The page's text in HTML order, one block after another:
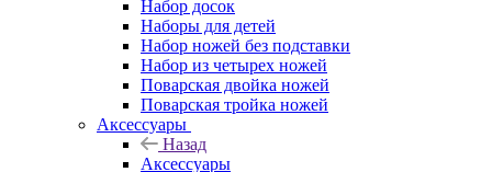
Набор досок
Наборы для детей
Набор ножей без подставки
Набор из четырех ножей
Поварская двойка ножей
Поварская тройка ножей
Аксессуары
Назад
Аксессуары